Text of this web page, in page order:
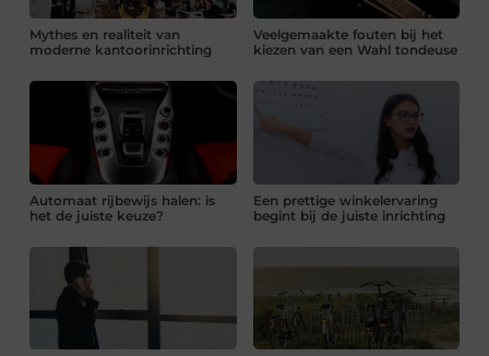
Mythes en realiteit van
moderne kantoorinrichting
Veelgemaakte fouten bij het
kiezen van een Wahl tondeuse
Automaat rijbewijs halen: is
het de juiste keuze?
Een prettige winkelervaring
begint bij de juiste inrichting